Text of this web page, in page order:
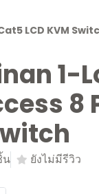
LCD KVM
1-
8
น ยังไม่มีรีวิว